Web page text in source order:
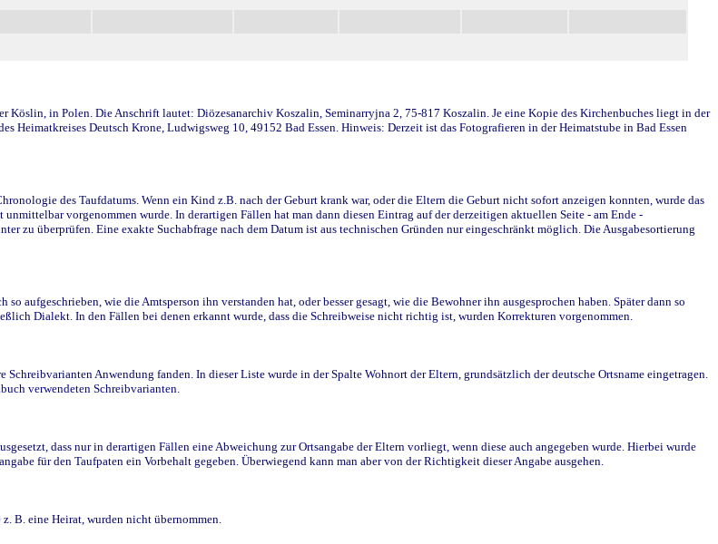
in Polen. Die Anschrift lautet: Diözesanarchiv Koszalin, Seminarryjna 2, 75-817 Koszalin. Je eine Kopie des Kirchenbuches liegt in der
Heimatkreises Deutsch Krone, Ludwigsweg 10, 49152 Bad Essen. Hinweis: Derzeit ist das Fotografieren in der Heimatstube in Bad Essen
des Taufdatums. Wenn ein Kind z.B. nach der Geburt krank war, oder die Eltern die Geburt nicht sofort anzeigen konnten, wurde das
vorgenommen wurde. In derartigen Fällen hat man dann diesen Eintrag auf der derzeitigen aktuellen Seite - am Ende -
zu überprüfen. Eine exakte Suchabfrage nach dem Datum ist aus technischen Gründen nur eingeschränkt möglich. Die Ausgabesortierung
aufgeschrieben, wie die Amtsperson ihn verstanden hat, oder besser gesagt, wie die Bewohner ihn ausgesprochen haben. Später dann so
Dialekt. In den Fällen bei denen erkannt wurde, dass die Schreibweise nicht richtig ist, wurden Korrekturen vorgenommen.
Anwendung fanden. In dieser Liste wurde in der Spalte Wohnort der Eltern, grundsätzlich der deutsche Ortsname eingetragen.
verwendeten Schreibvarianten.
dass nur in derartigen Fällen eine Abweichung zur Ortsangabe der Eltern vorliegt, wenn diese auch angegeben wurde. Hierbei wurde
für den Taufpaten ein Vorbehalt gegeben. Überwiegend kann man aber von der Richtigkeit dieser Angabe ausgehen.
B. eine Heirat, wurden nicht übernommen.